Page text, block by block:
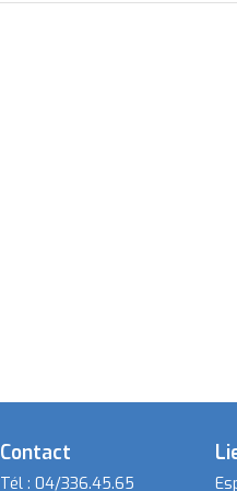
Contact
Tél : 04/336.45.65